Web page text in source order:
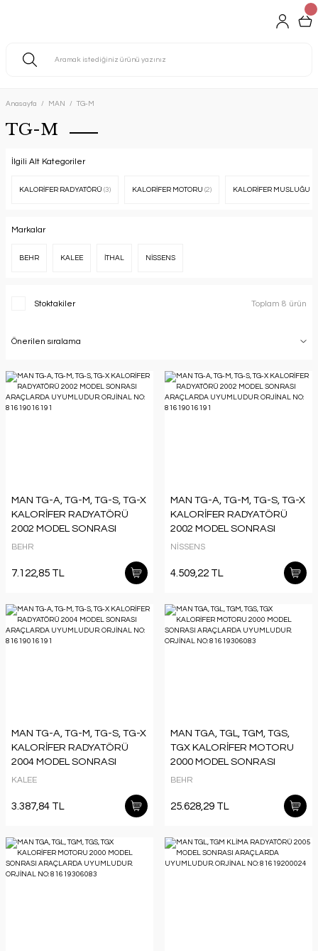
Anasayfa MAN TG-M
TG-M
İlgili Alt Kategoriler
KALORİFER RADYATÖRÜ (3) KALORİFER MOTORU (2) KALORİFER MUSLUĞU
Markalar
BEHR KALEE İTHAL NİSSENS
Stoktakiler Toplam 8 ürün
MAN TG-A, TG-M, TG-S, TG-X
KALORİFER RADYATÖRÜ
2002 MODEL SONRASI
ARAÇLARDA UYUMLUDUR.
BEHR
7.122,85 TL
MAN TG-A, TG-M, TG-S, TG-X
KALORİFER RADYATÖRÜ
2002 MODEL SONRASI
ARAÇLARDA UYUMLUDUR.
NİSSENS
4.509,22 TL
MAN TG-A, TG-M, TG-S, TG-X
KALORİFER RADYATÖRÜ
2004 MODEL SONRASI
ARAÇLARDA UYUMLUDUR.
KALEE
3.387,84 TL
MAN TGA, TGL, TGM, TGS,
TGX KALORİFER MOTORU
2000 MODEL SONRASI
ARAÇLARDA UYUMLUDUR.
BEHR
25.628,29 TL